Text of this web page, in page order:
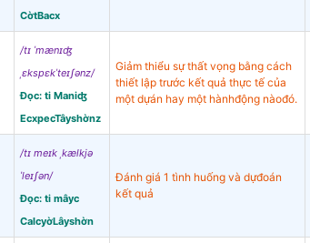
CờtBacx
/tɪ ˈmænɪʤ
ˌɛkspɛkˈteɪʃənz/
Đọc: ti Maniʤ
EcxpecTâyshờnz
Giảm thiểu sự thất vọng bằng cách
thiết lập trước kết quả thực tế của
một dựán hay một hànhđộng nàođó.
/tɪ meɪk ˌkælkjə
ˈleɪʃən/
Đọc: ti mâyc
CalcyờLâyshờn
Đánh giá 1 tình huống và dựđoán
kết quả